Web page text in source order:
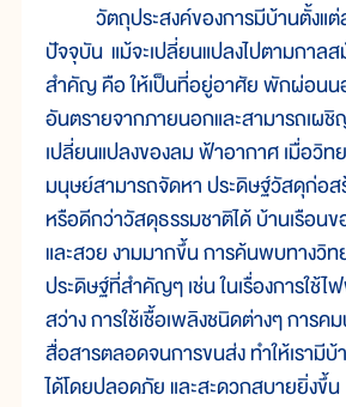
วัตถุประสงค์ของการมีบ้านตั้งแต่
ปัจจุบัน แม้จะเปลี่ยนแปลงไปตามกาล
สำคัญ คือ ให้เป็นที่อยู่อาศัย พักผ่อน
อันตรายจากภายนอกและสามารถเผ
เปลี่ยนแปลงของลม ฟ้าอากาศ เมื่อวิท
มนุษย์สามารถจัดหา ประดิษฐ์วัสดุก่อส
หรือดีกว่าวัสดุธรรมชาติได้ บ้านเรือนข
และสวย งามมากขึ้น การค้นพบทางวิท
ประดิษฐ์ที่สำคัญๆ เช่น ในเรื่องการใช้
สว่าง การใช้เชื้อเพลิงชนิดต่างๆ การค
สื่อสารตลอดจนการขนส่ง ทำให้เรามี
ได้โดยปลอดภัย และสะดวกสบายยิ่งขึ้น